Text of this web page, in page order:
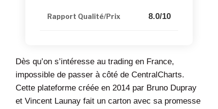
Rapport Qualité/Prix 8.0/10
Dès qu’on s’intéresse au trading en France,
impossible de passer à côté de CentralCharts.
Cette plateforme créée en 2014 par Bruno Dupray
et Vincent Launay fait un carton avec sa promesse